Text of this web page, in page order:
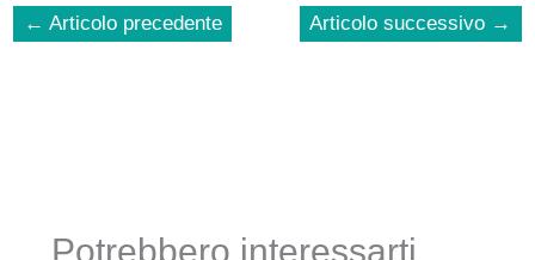
← Articolo precedente Articolo successivo →
Potrebbero interessarti